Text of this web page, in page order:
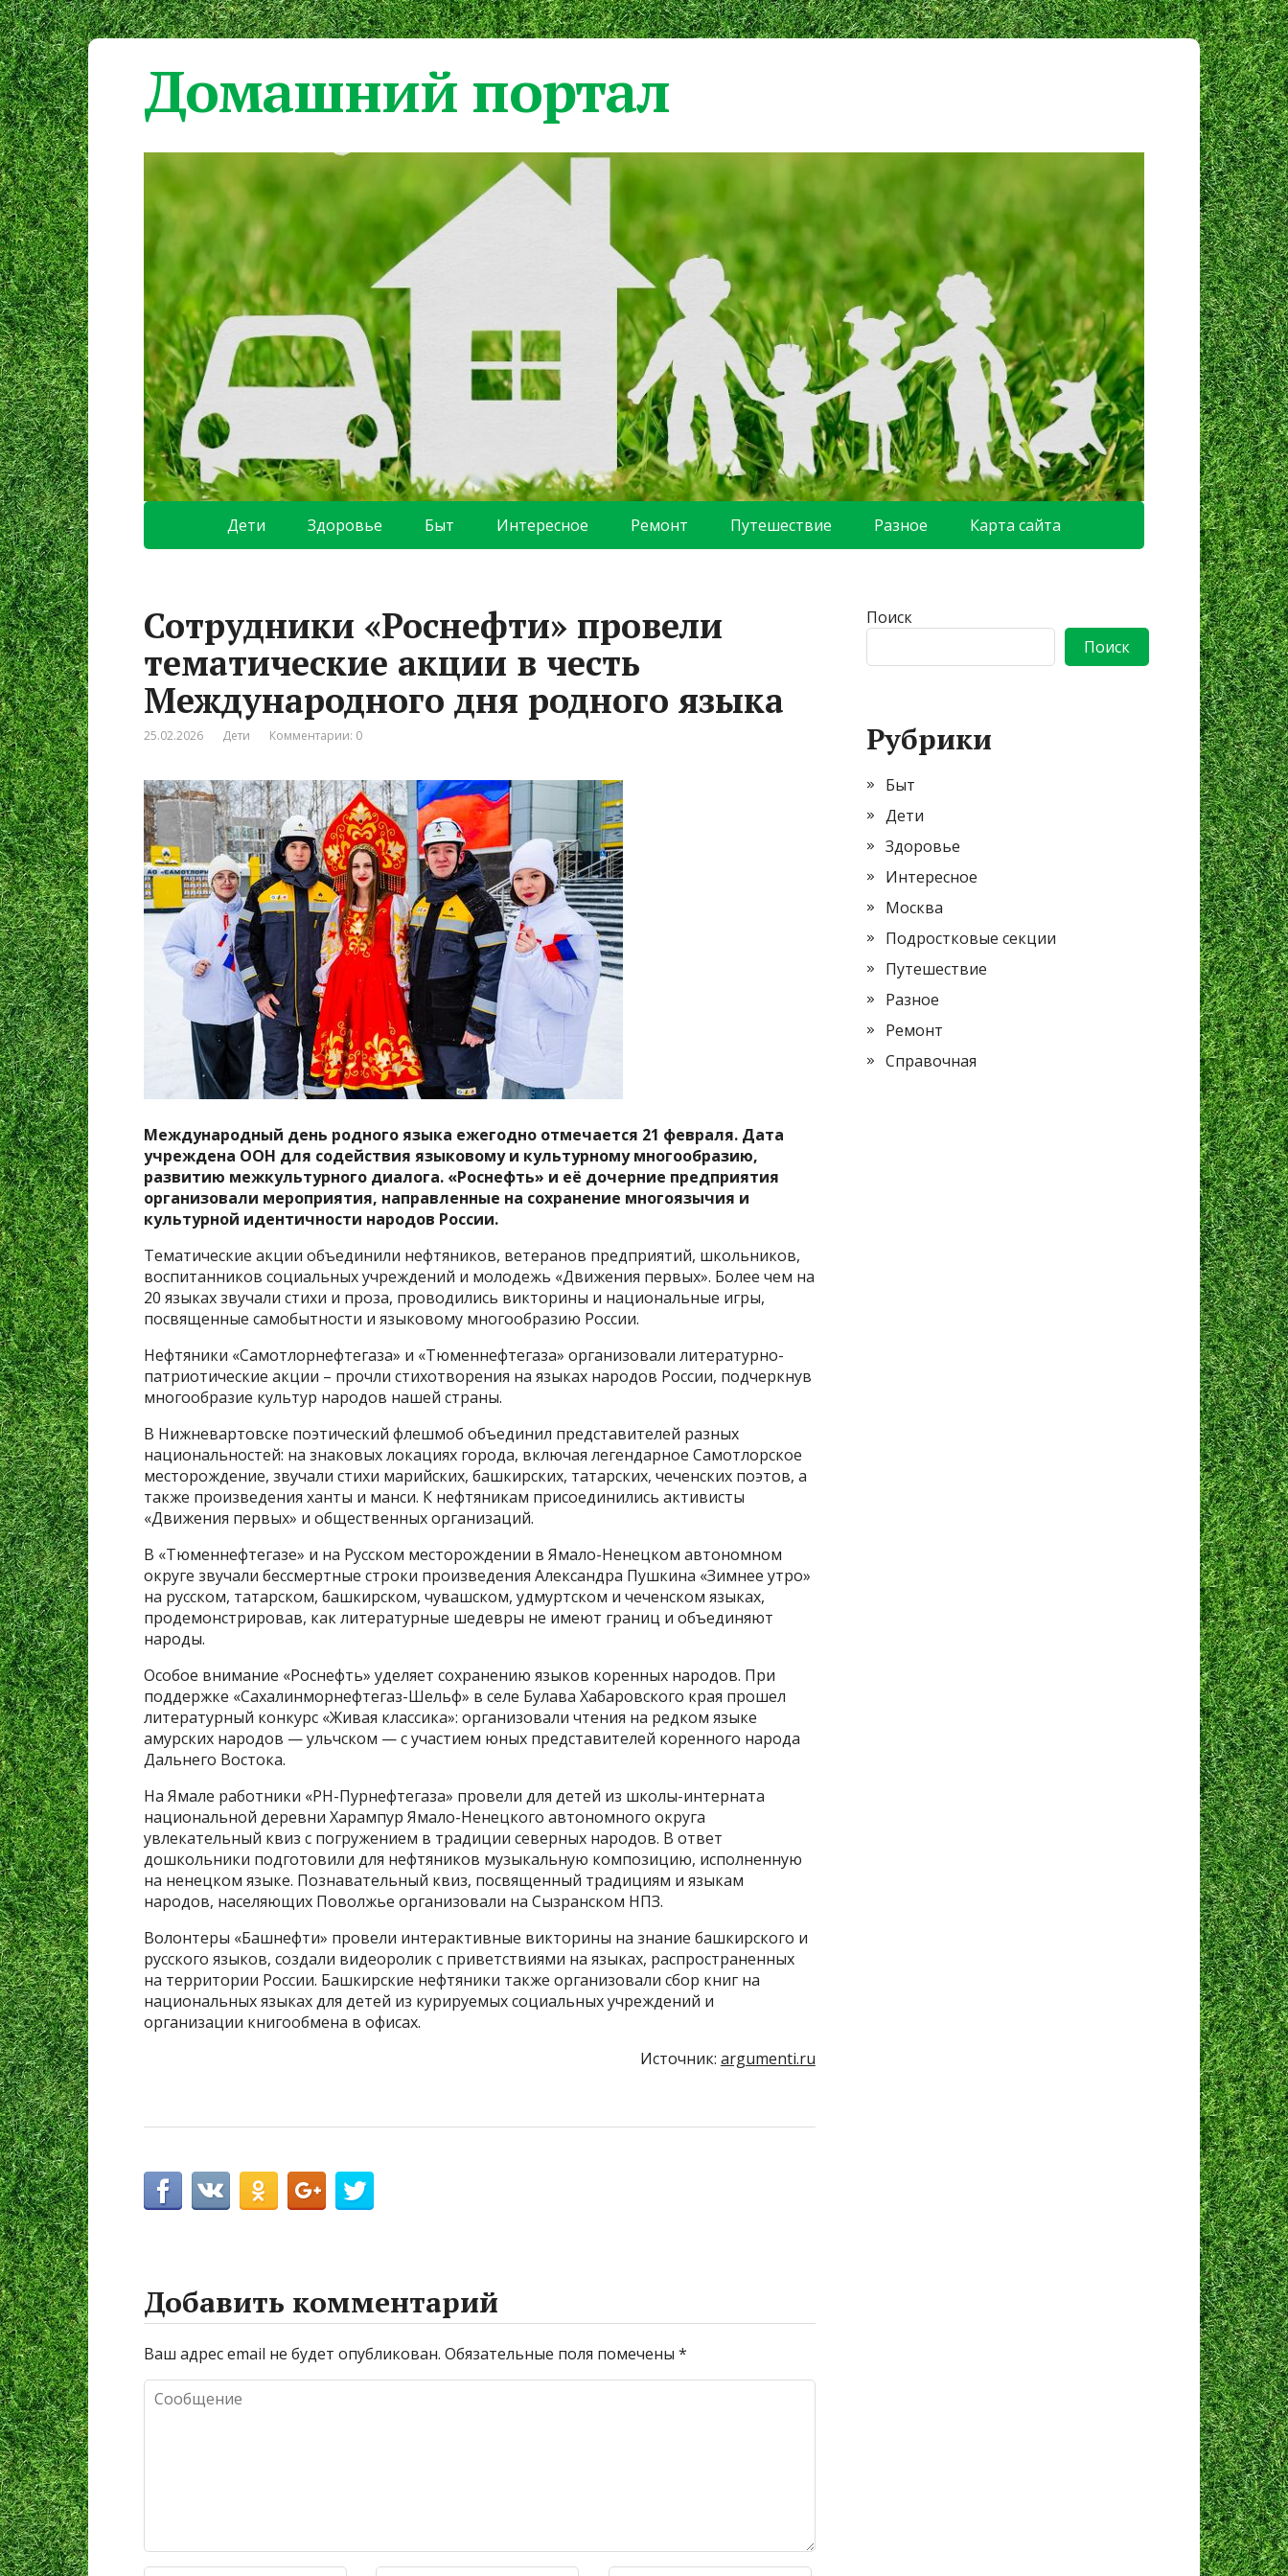
Домашний портал
Дети Здоровье Быт Интересное Ремонт Путешествие Разное Карта сайта
Сотрудники «Роснефти» провели
тематические акции в честь
Международного дня родного языка
25.02.2026 Дети Комментарии: 0
Международный день родного языка ежегодно отмечается 21 февраля. Дата
учреждена ООН для содействия языковому и культурному многообразию,
развитию межкультурного диалога. «Роснефть» и её дочерние предприятия
организовали мероприятия, направленные на сохранение многоязычия и
культурной идентичности народов России.
Тематические акции объединили нефтяников, ветеранов предприятий, школьников,
воспитанников социальных учреждений и молодежь «Движения первых». Более чем на
20 языках звучали стихи и проза, проводились викторины и национальные игры,
посвященные самобытности и языковому многообразию России.
Нефтяники «Самотлорнефтегаза» и «Тюменнефтегаза» организовали литературно-
патриотические акции – прочли стихотворения на языках народов России, подчеркнув
многообразие культур народов нашей страны.
В Нижневартовске поэтический флешмоб объединил представителей разных
национальностей: на знаковых локациях города, включая легендарное Самотлорское
месторождение, звучали стихи марийских, башкирских, татарских, чеченских поэтов, а
также произведения ханты и манси. К нефтяникам присоединились активисты
«Движения первых» и общественных организаций.
В «Тюменнефтегазе» и на Русском месторождении в Ямало-Ненецком автономном
округе звучали бессмертные строки произведения Александра Пушкина «Зимнее утро»
на русском, татарском, башкирском, чувашском, удмуртском и чеченском языках,
продемонстрировав, как литературные шедевры не имеют границ и объединяют
народы.
Особое внимание «Роснефть» уделяет сохранению языков коренных народов. При
поддержке «Сахалинморнефтегаз-Шельф» в селе Булава Хабаровского края прошел
литературный конкурс «Живая классика»: организовали чтения на редком языке
амурских народов — ульчском — с участием юных представителей коренного народа
Дальнего Востока.
На Ямале работники «РН-Пурнефтегаза» провели для детей из школы-интерната
национальной деревни Харампур Ямало-Ненецкого автономного округа
увлекательный квиз с погружением в традиции северных народов. В ответ
дошкольники подготовили для нефтяников музыкальную композицию, исполненную
на ненецком языке. Познавательный квиз, посвященный традициям и языкам
народов, населяющих Поволжье организовали на Сызранском НПЗ.
Волонтеры «Башнефти» провели интерактивные викторины на знание башкирского и
русского языков, создали видеоролик с приветствиями на языках, распространенных
на территории России. Башкирские нефтяники также организовали сбор книг на
национальных языках для детей из курируемых социальных учреждений и
организации книгообмена в офисах.
Источник: argumenti.ru
Добавить комментарий
Ваш адрес email не будет опубликован. Обязательные поля помечены *
Поиск
Поиск
Рубрики
Быт
Дети
Здоровье
Интересное
Москва
Подростковые секции
Путешествие
Разное
Ремонт
Справочная